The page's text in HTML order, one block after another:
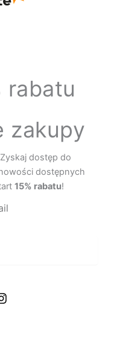
rabatu
zakupy
dostęp do
dostępnych
15% rabatu!
I
n